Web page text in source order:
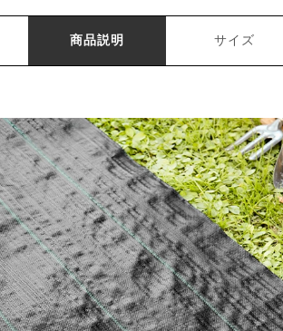
商品説明 サイズ